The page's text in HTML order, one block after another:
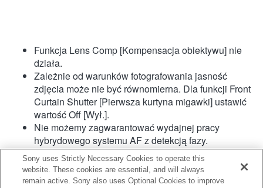
Funkcja Lens Comp [Kompensacja obiektywu] nie
działa.
Zależnie od warunków fotografowania jasność
zdjęcia może nie być równomierna. Dla funkcji Front
Curtain Shutter [Pierwsza kurtyna migawki] ustawić
wartość Off [Wył.].
Nie możemy zagwarantować wydajnej pracy
hybrydowego systemu AF z detekcją fazy.
Sony uses Strictly Necessary Cookies to operate this
website. These cookies are essential, and will always
remain active. Sony also uses Optional Cookies to improve